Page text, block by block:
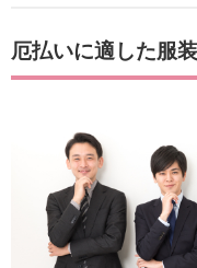
厄払いに適した服